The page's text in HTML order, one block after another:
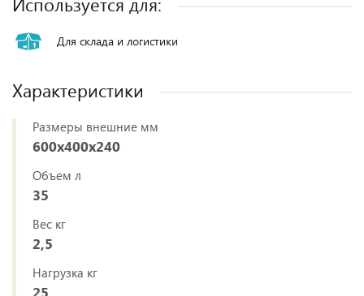
Для склада и логистики
Характеристики
Размеры внешние мм
600х400х240
Объем л
35
Вес кг
2,5
Нагрузка кг